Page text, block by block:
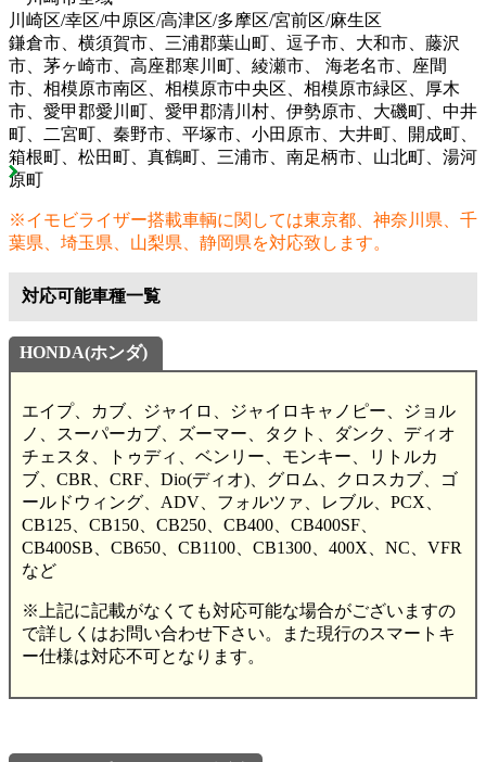
川崎区/幸区/中原区/高津区/多摩区/宮前区/麻生区
鎌倉市、横須賀市、三浦郡葉山町、逗子市、大和市、藤沢
市、茅ヶ崎市、高座郡寒川町、綾瀬市、 海老名市、座間
市、相模原市南区、相模原市中央区、相模原市緑区、厚木
市、愛甲郡愛川町、愛甲郡清川村、伊勢原市、大磯町、中井
町、二宮町、秦野市、平塚市、小田原市、大井町、開成町、
箱根町、松田町、真鶴町、三浦市、南足柄市、山北町、湯河
原町
※イモビライザー搭載車輌に関しては東京都、神奈川県、千
葉県、埼玉県、山梨県、静岡県を対応致します。
対応可能車種一覧
HONDA(ホンダ)
エイプ、カブ、ジャイロ、ジャイロキャノピー、ジョル
ノ、スーパーカブ、ズーマー、タクト、ダンク、ディオ
チェスタ、トゥディ、ベンリー、モンキー、リトルカ
ブ、CBR、CRF、Dio(ディオ)、グロム、クロスカブ、ゴ
ールドウィング、ADV、フォルツァ、レブル、PCX、
CB125、CB150、CB250、CB400、CB400SF、
CB400SB、CB650、CB1100、CB1300、400X、NC、VFR
など
※上記に記載がなくても対応可能な場合がございますの
で詳しくはお問い合わせ下さい。また現行のスマートキ
ー仕様は対応不可となります。